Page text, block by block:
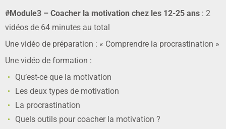
#Module3 – Coacher la motivation chez les 12-25 ans : 2
vidéos de 64 minutes au total
Une vidéo de préparation : « Comprendre la procrastination »
Une vidéo de formation :
Qu’est-ce que la motivation
Les deux types de motivation
La procrastination
Quels outils pour coacher la motivation ?